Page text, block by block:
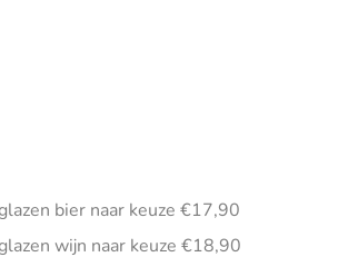
bier naar keuze €17,90
wijn naar keuze €18,90